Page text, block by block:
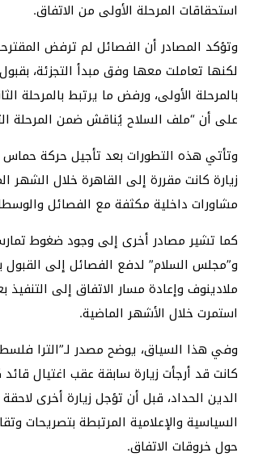
استحقاقات المرحلة الأولى من الاتفاق.
وتؤكد المصادر أن الفصائل لم ترفض
لكنها تعاملت معها وفق مبدأ التجزئة،
بالمرحلة الأولى، ورفض ما يرتبط بالمرحلة
على أن “ملف السلاح يُناقش ضمن المرحلة
وتأتي هذه التطورات بعد تأجيل حركة
زيارة كانت مقررة إلى القاهرة خلال
مشاورات داخلية مكثفة مع الفصائل
كما تشير مصادر أخرى إلى وجود ضغوط
و”مجلس السلام” لدفع الفصائل إلى القبول
ملادينوف وإعادة مسار الاتفاق إلى التنفيذ
استمرت خلال الأشهر الماضية.
وفي هذا السياق، يوضح مصدر لـ”الترا
كانت قد أرجأت زيارة سابقة عقب اغتيال
الدين الحداد، قبل أن تؤجل زيارة أخرى
السياسية والإعلامية المرتبطة بتصريحات
حول خروقات الاتفاق.